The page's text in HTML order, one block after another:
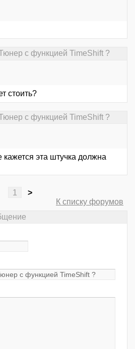
с функцией TimeShift ?
стоить?
с функцией TimeShift ?
эта штучка должна
1
>
К списку форумов